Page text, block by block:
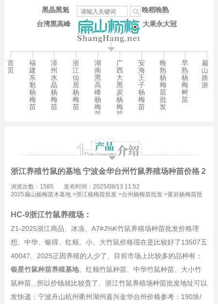
台湾黑高峰
晚稻晚熟
大果永大冠
黑晶黑魁
首
页
福
建
东
魁
杨
梅
苗
漳
州
水
晶
杨
梅
苗
浙
江
仙
居
杨
梅
苗
湖
南
黑
高
峰
杨
梅
苗
广
西
大
黑
炭
杨
梅
苗
安
海
王
子
杨
梅
苗
晚
熟
杨
梅
苗
批
发
早
熟
杨
梅
树
苗
扁
山
旅
游
浙江养殖竹鼠的基地 宁波金华台州竹鼠养殖场种苗价格 290
浏览次数：1585
发布时间：2025/08/13 11:52
2025扁山杨梅苗木基地>浙江杨梅苗批发>台州杨梅苗批发>黄岩杨梅苗批
HC-9浙江竹鼠养殖场：
Z1-2025浙江商品、冰冻、A7#J%K竹鼠养殖场种苗批发价格理
想、中华、银得、红颊、小、大竹鼠价格现在是比较好了13507五
40047、2025正因养殖的人少了、目前市场上比较多的品种有：
银星竹鼠种苗养殖基地、红颊竹鼠种苗、中华竹鼠种苗、大小竹
鼠种苗...所以价钱就比较贵了、浙江竹鼠养殖场种苗批发地址可以
发快递：宁波舟山杭州衢州湖州嘉兴金华台州价格参考：190块/